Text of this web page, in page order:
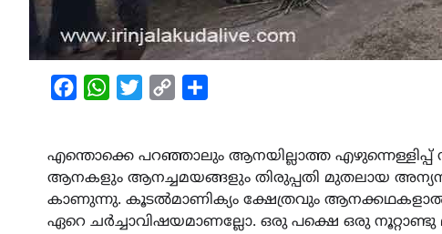
FacebookWhatsAppTwitterCopy
എന്തൊക്കെ പറഞ്ഞാലും ആനയില്ലാത്ത എഴുന്നെള്ളിപ്പ്
ആനകളും ആനച്ചമയങ്ങളും തിരുപ്പതി മുതലായ
കാണുന്നു. കൂടൽമാണിക്യം ക്ഷേത്രവും ആനക്കഥകളാൽ
ഏറെ ചർച്ചാവിഷയമാണല്ലോ. ഒരു പക്ഷെ ഒരു